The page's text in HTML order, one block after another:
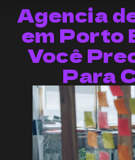
Agencia
em Porto
Você
Para